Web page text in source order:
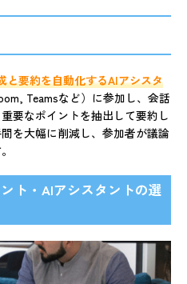
と要約を自動化するAIアシスタ
Teamsなど）に参加し、会話
要なポイントを抽出して要約し
を大幅に削減し、参加者が議論
ト・AIアシスタントの選